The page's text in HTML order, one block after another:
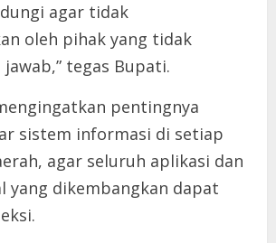
agar tidak
oleh pihak yang tidak
tegas Bupati.
pentingnya
sistem informasi di setiap
agar seluruh aplikasi dan
yang dikembangkan dapat